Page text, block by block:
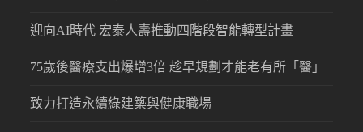
迎向AI時代 宏泰人壽推動四階段智能轉型計畫
75歲後醫療支出爆增3倍 趁早規劃才能老有所「醫」
致力打造永續綠建築與健康職場